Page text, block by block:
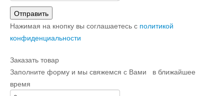
Отправить
Нажимая на кнопку вы соглашаетесь с политикой
конфиденциальности
Заказать товар
Заполните форму и мы свяжемся с Вами в ближайшее
время